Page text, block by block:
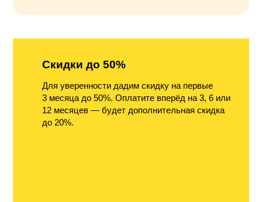
Скидки до 50%
Для уверенности дадим скидку на первые
3 месяца до 50%. Оплатите вперёд на 3, 6 или
12 месяцев — будет дополнительная скидка
до 20%.